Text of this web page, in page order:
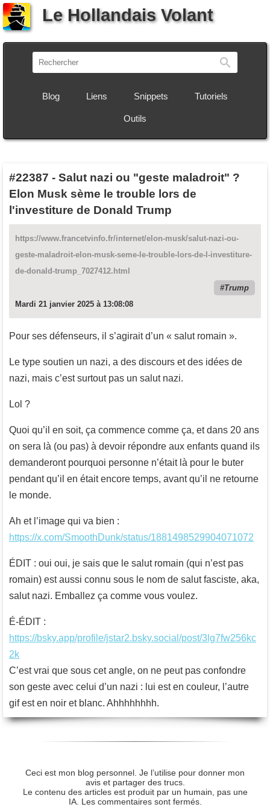
Le Hollandais Volant
Blog Liens Snippets Tutoriels
Outils
#22387 - Salut nazi ou "geste maladroit" ?
Elon Musk sème le trouble lors de
l'investiture de Donald Trump
https://www.francetvinfo.fr/internet/elon-musk/salut-nazi-ou-
geste-maladroit-elon-musk-seme-le-trouble-lors-de-l-investiture-
de-donald-trump_7027412.html
Trump
Mardi 21 janvier 2025 à 13:08:08
Pour ses défenseurs, il s’agirait d’un « salut romain ».
Le type soutien un nazi, a des discours et des idées de
nazi, mais c’est surtout pas un salut nazi.
Lol ?
Quoi qu’il en soit, ça commence comme ça, et dans 20 ans
on sera là (ou pas) à devoir répondre aux enfants quand ils
demanderont pourquoi personne n’était là pour le buter
pendant qu’il en était encore temps, avant qu’il ne retourne
le monde.
Ah et l’image qui va bien :
https://x.com/SmoothDunk/status/1881498529904071072
ÉDIT : oui oui, je sais que le salut romain (qui n’est pas
romain) est aussi connu sous le nom de salut fasciste, aka,
salut nazi. Emballez ça comme vous voulez.
É-ÉDIT :
https://bsky.app/profile/jstar2.bsky.social/post/3lg7fw256kc
2k
C’est vrai que sous cet angle, on ne peut pas confondre
son geste avec celui d’un nazi : lui est en couleur, l’autre
gif est en noir et blanc. Ahhhhhhhh.
Ceci est mon blog personnel. Je l’utilise pour donner mon
avis et partager des trucs.
Le contenu des articles est produit par un humain, pas une
IA. Les commentaires sont fermés.